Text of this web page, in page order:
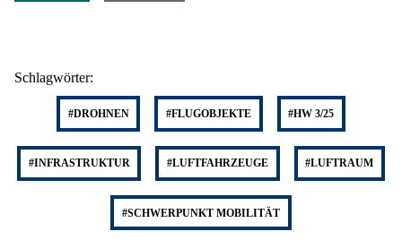
Schlagwörter:
#DROHNEN #FLUGOBJEKTE #HW 3/25
#INFRASTRUKTUR #LUFTFAHRZEUGE #LUFTRAUM
#SCHWERPUNKT MOBILITÄT